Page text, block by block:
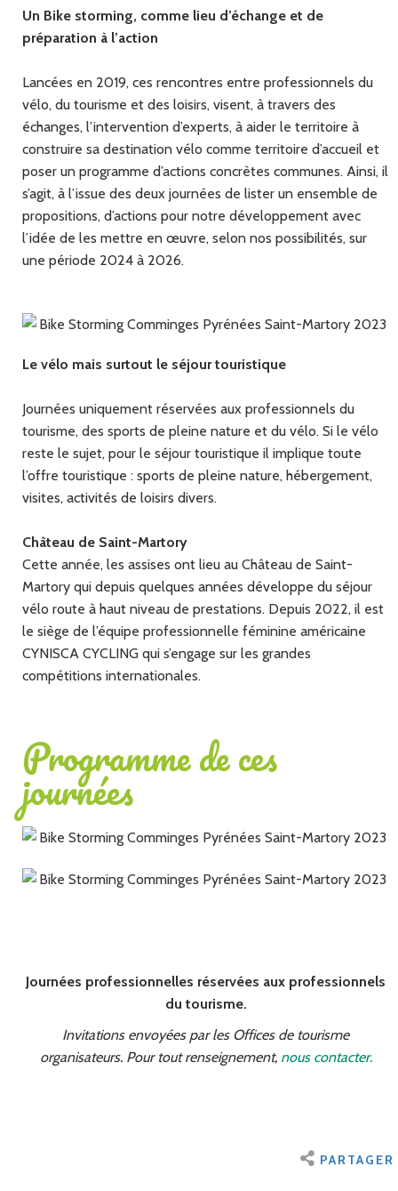
Un Bike storming, comme lieu d’échange et de
préparation à l’action
Lancées en 2019, ces rencontres entre professionnels du
vélo, du tourisme et des loisirs, visent, à travers des
échanges, l’intervention d’experts, à aider le territoire à
construire sa destination vélo comme territoire d’accueil et
poser un programme d’actions concrètes communes. Ainsi, il
s’agit, à l’issue des deux journées de lister un ensemble de
propositions, d’actions pour notre développement avec
l’idée de les mettre en œuvre, selon nos possibilités, sur
une période 2024 à 2026.
Le vélo mais surtout le séjour touristique
Journées uniquement réservées aux professionnels du
tourisme, des sports de pleine nature et du vélo. Si le vélo
reste le sujet, pour le séjour touristique il implique toute
l’offre touristique : sports de pleine nature, hébergement,
visites, activités de loisirs divers.
Château de Saint-Martory
Cette année, les assises ont lieu au Château de Saint-
Martory qui depuis quelques années développe du séjour
vélo route à haut niveau de prestations. Depuis 2022, il est
le siège de l’équipe professionnelle féminine américaine
CYNISCA CYCLING qui s’engage sur les grandes
compétitions internationales.
Programme de ces
journées
Journées professionnelles réservées aux professionnels
du tourisme.
Invitations envoyées par les Offices de tourisme
organisateurs. Pour tout renseignement, nous contacter.
PARTAGER